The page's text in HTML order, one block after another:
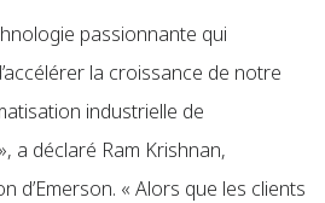
passionnante qui
la croissance de notre
industrielle de
a déclaré Ram Krishnan,
d’Emerson. « Alors que les clients